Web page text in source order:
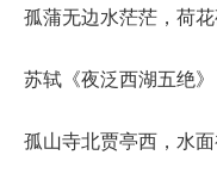
孤蒲无边水茫茫，荷
苏轼《夜泛西湖五绝》
孤山寺北贾亭西，水面